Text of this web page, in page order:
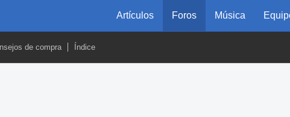
Artículos Foros Música
de compra Índice